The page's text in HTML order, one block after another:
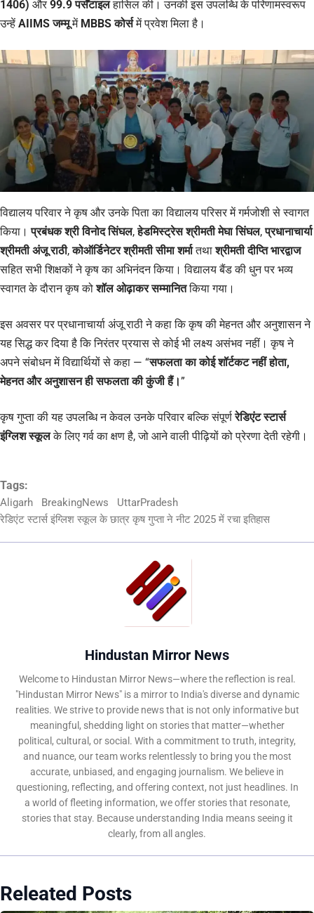
1406) और 99.9 पर्सेंटाइलहासिल की। उनकी इस उपलब्धि के परिणामस्वरूप
उन्हें AIIMS जम्मूमें MBBS कोर्समें प्रवेश मिला है।
विद्यालय परिवार ने कृष और उनके पिता का विद्यालय परिसर में गर्मजोशी से स्वागत
किया।प्रबंधक श्री विनोद सिंघल,हेडमिस्ट्रेस श्रीमती मेघा सिंघल,प्रधानाचार्या
श्रीमती अंजू राठी,कोऑर्डिनेटर श्रीमती सीमा शर्मातथाश्रीमती दीप्ति भारद्वाज
सहित सभी शिक्षकों ने कृष का अभिनंदन किया। विद्यालय बैंड की धुन पर भव्य
स्वागत के दौरान कृष कोशॉल ओढ़ाकर सम्मानितकिया गया।
इस अवसर पर प्रधानाचार्या अंजू राठी ने कहा कि कृष की मेहनत और अनुशासन ने
यह सिद्ध कर दिया है कि निरंतर प्रयास से कोई भी लक्ष्य असंभव नहीं। कृष ने
अपने संबोधन में विद्यार्थियों से कहा — “सफलता का कोई शॉर्टकट नहीं होता,
मेहनत और अनुशासन ही सफलता की कुंजी हैं।”
कृष गुप्ता की यह उपलब्धि न केवल उनके परिवार बल्कि संपूर्णरेडिएंट स्टार्स
इंग्लिश स्कूलके लिए गर्व का क्षण है, जो आने वाली पीढ़ियों को प्रेरणा देती रहेगी।
Tags:
Aligarh BreakingNews
UttarPradesh
रेडिएंट स्टार्स इंग्लिश स्कूल के छात्र कृष गुप्ता ने नीट 2025 में रचा इतिहास
Hindustan Mirror News
Welcome to Hindustan Mirror News—where the reflection is real.
"Hindustan Mirror News" is a mirror to India's diverse and dynamic
realities. We strive to provide news that is not only informative but
meaningful, shedding light on stories that matter—whether
political, cultural, or social. With a commitment to truth, integrity,
and nuance, our team works relentlessly to bring you the most
accurate, unbiased, and engaging journalism. We believe in
questioning, reflecting, and offering context, not just headlines. In
a world of fleeting information, we offer stories that resonate,
stories that stay. Because understanding India means seeing it
clearly, from all angles.
Releated Posts